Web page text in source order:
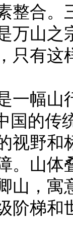
整合。
万山之
只有这
幅山
国的
视野和
。山体
山，寓
阶梯和